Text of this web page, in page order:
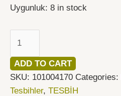
Uygunluk: 8 in stock
quantity
ADD TO CART
SKU: 101004170 Categories:
Tesbihler, TESBİH